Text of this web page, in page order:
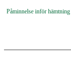
Påminnelse inför hämtning